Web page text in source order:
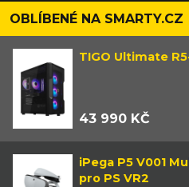
OBLÍBENÉ NA SMARTY.CZ
TIGO Ultimate
43 990 KČ
iPega P5 V001
pro PS VR2